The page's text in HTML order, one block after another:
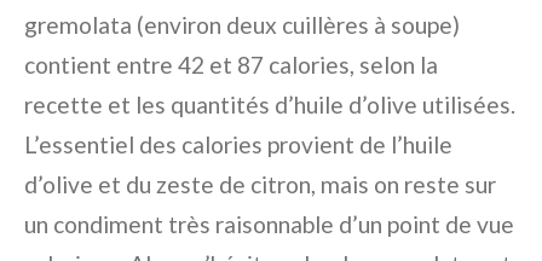
gremolata (environ deux cuillères à soupe)
contient entre 42 et 87 calories, selon la
recette et les quantités d’huile d’olive utilisées.
L’essentiel des calories provient de l’huile
d’olive et du zeste de citron, mais on reste sur
un condiment très raisonnable d’un point de vue